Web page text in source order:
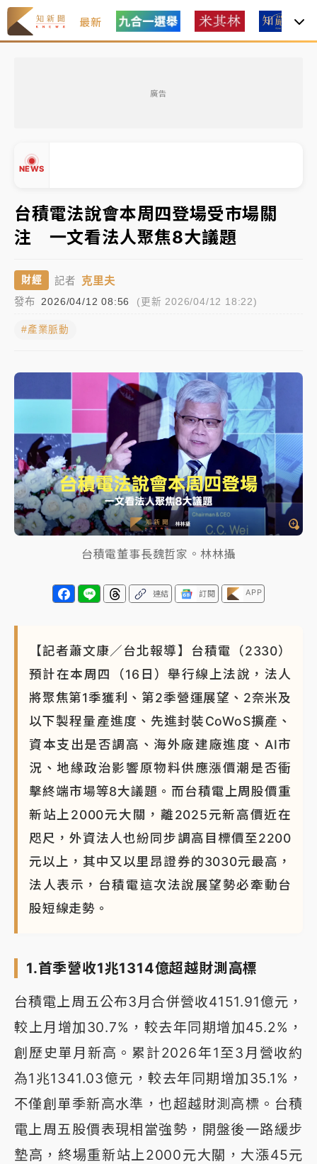
最新
廣告
NEWS
中信慈善基金會想增加董事人數！辜仲諒向法院聲請遭
駁 理由曝光
故宮《龍藏經》特展第2檔！今線上預約開賣一度塞車
周六起展出延長至晚上7時
台東農業處長涉圖利渡假村！東檢抗告成功 今重開羈
父親節泡湯了！中颱白海豚雨彈轟3天 「紅到發紫」降
雨熱區曝
暑假過三周才推「E宿新北打卡趣」！抽獎程序複雜 觀
旅局回應了
中信慈善基金會想增加董事人數！辜仲諒向法院聲請遭
駁 理由曝光
故宮《龍藏經》特展第2檔！今線上預約開賣一度塞車
周六起展出延長至晚上7時
台東農業處長涉圖利渡假村！東檢抗告成功 今重開羈
押庭
雨熱區曝
台積電法說會本周四登場受市場關
注 一文看法人聚焦8大議題
財經 記者 克里夫
發布 2026/04/12 08:56 (更新 2026/04/12 18:22)
#產業脈動
台積電董事長魏哲家。林林攝
連結 訂閱 APP
【記者蕭文康／台北報導】台積電（2330）
預計在本周四（16日）舉行線上法說，法人
將聚焦第1季獲利、第2季營運展望、2奈米及
以下製程量產進度、先進封裝CoWoS擴產、
資本支出是否調高、海外廠建廠進度、AI市
況、地緣政治影響原物料供應漲價潮是否衝
擊終端市場等8大議題。而台積電上周股價重
新站上2000元大關，離2025元新高價近在
咫尺，外資法人也紛同步調高目標價至2200
元以上，其中又以里昂證券的3030元最高，
法人表示，台積電這次法說展望勢必牽動台
股短線走勢。
1.首季營收1兆1314億超越財測高標
台積電上周五公布3月合併營收4151.91億元，
較上月增加30.7%，較去年同期增加45.2%，
創歷史單月新高。累計2026年1至3月營收約
為1兆1341.03億元，較去年同期增加35.1%，
不僅創單季新高水準，也超越財測高標。台積
電上周五股價表現相當強勢，開盤後一路緩步
墊高，終場重新站上2000元大關，大漲45元